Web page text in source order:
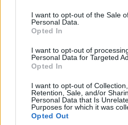
I want to opt-out of the Sale
Personal Data.
Opted In
I want to opt-out of
Personal Data for Targeted
Opted In
I want to opt-out of Collection,
Retention, Sale, and/or
Personal Data that Is
Purposes for which it was
Opted Out
Sütibeállítások
Médiatér
Liget
Krónika
Bihari Napló